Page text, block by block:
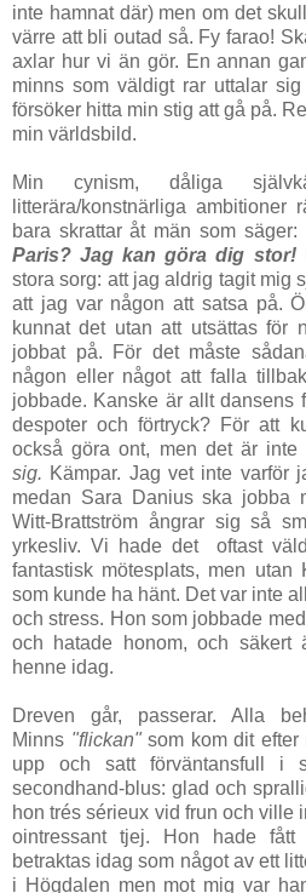
inte hamnat där) men om det
värre att bli outad så. Fy farao!
axlar hur vi än gör. En annan
minns som väldigt rar uttalar
försöker hitta min stig att gå på.
min världsbild.
Min cynism, dåliga
litterära/konstnärliga ambitioner
bara skrattar åt män som säger:
Paris?Jag kan göra dig stor!
stora sorg: att jag aldrig tagit mig
att jag var någon att satsa på.
kunnat det utan att utsättas för
jobbat på. För det måste
någon eller något att falla
jobbade. Kanske är allt dansens
despoter och förtryck? För att
också göra ont, men det är inte
sig. Kämpar. Jag vet inte varför
medan Sara Danius ska jobba
Witt-Brattström ångrar sig så
yrkesliv. Vi hade det oftast
fantastisk mötesplats, men
som kunde ha hänt. Det var inte
och stress. Hon som jobbade
och hatade honom, och säkert
henne idag.
Dreven går, passerar. Alla
Minns "flickan" som kom dit
upp och satt förväntansfull i
secondhand-blus: glad och
hon trés sérieux vid frun och ville
ointressant tjej. Hon hade
betraktas idag som något av ett
i Högdalen men mot mig var